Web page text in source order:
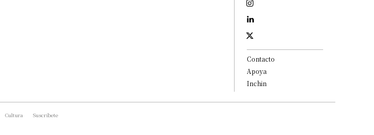
Contacto
Apoya
Inchin
Cultura Suscríbete